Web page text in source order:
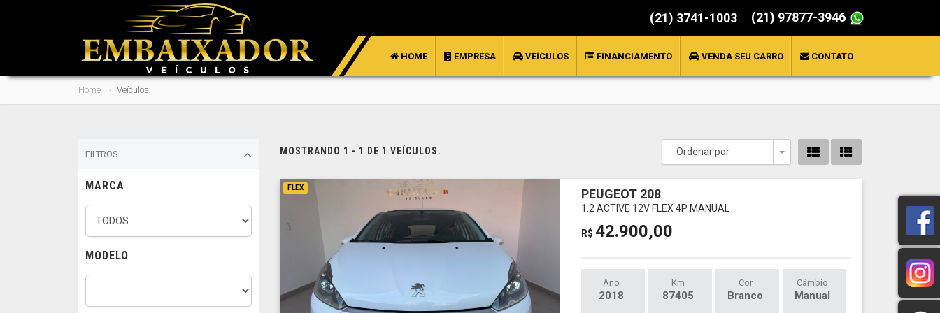
(21) 3741-1003 (21) 97877-3946
HOME EMPRESA VEÍCULOS FINANCIAMENTO VENDA SEU CARRO CONTATO
Home Veículos
FILTROS
MARCA
MODELO
MOSTRANDO 1 - 1 DE 1 VEÍCULOS. Ordenar por
Toggle Dropdown
FLEX PEUGEOT 208
1.2 ACTIVE 12V FLEX 4P MANUAL
R$ 42.900,00
Ano
2018
Km
87405
Cor
Branco
Câmbio
Manual